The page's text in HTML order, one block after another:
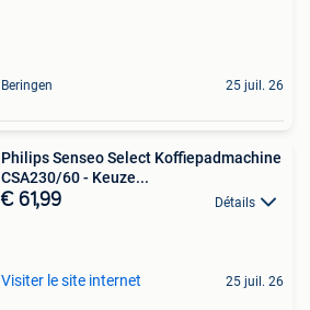
Beringen 25 juil. 26
Philips Senseo Select Koffiepadmachine
CSA230/60 - Keuze...
€ 61,99 Détails
Visiter le site internet 25 juil. 26